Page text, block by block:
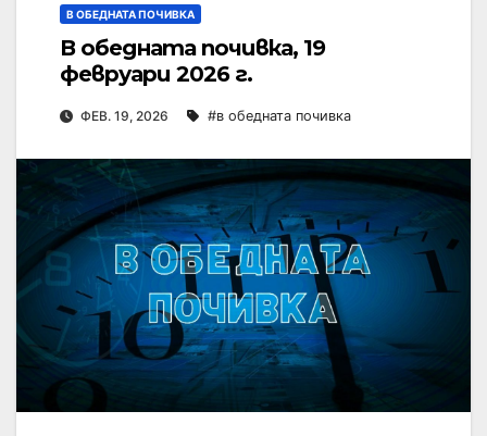
В ОБЕДНАТА ПОЧИВКА
В обедната почивка, 19
февруари 2026 г.
ФЕВ. 19, 2026 #в обедната почивка